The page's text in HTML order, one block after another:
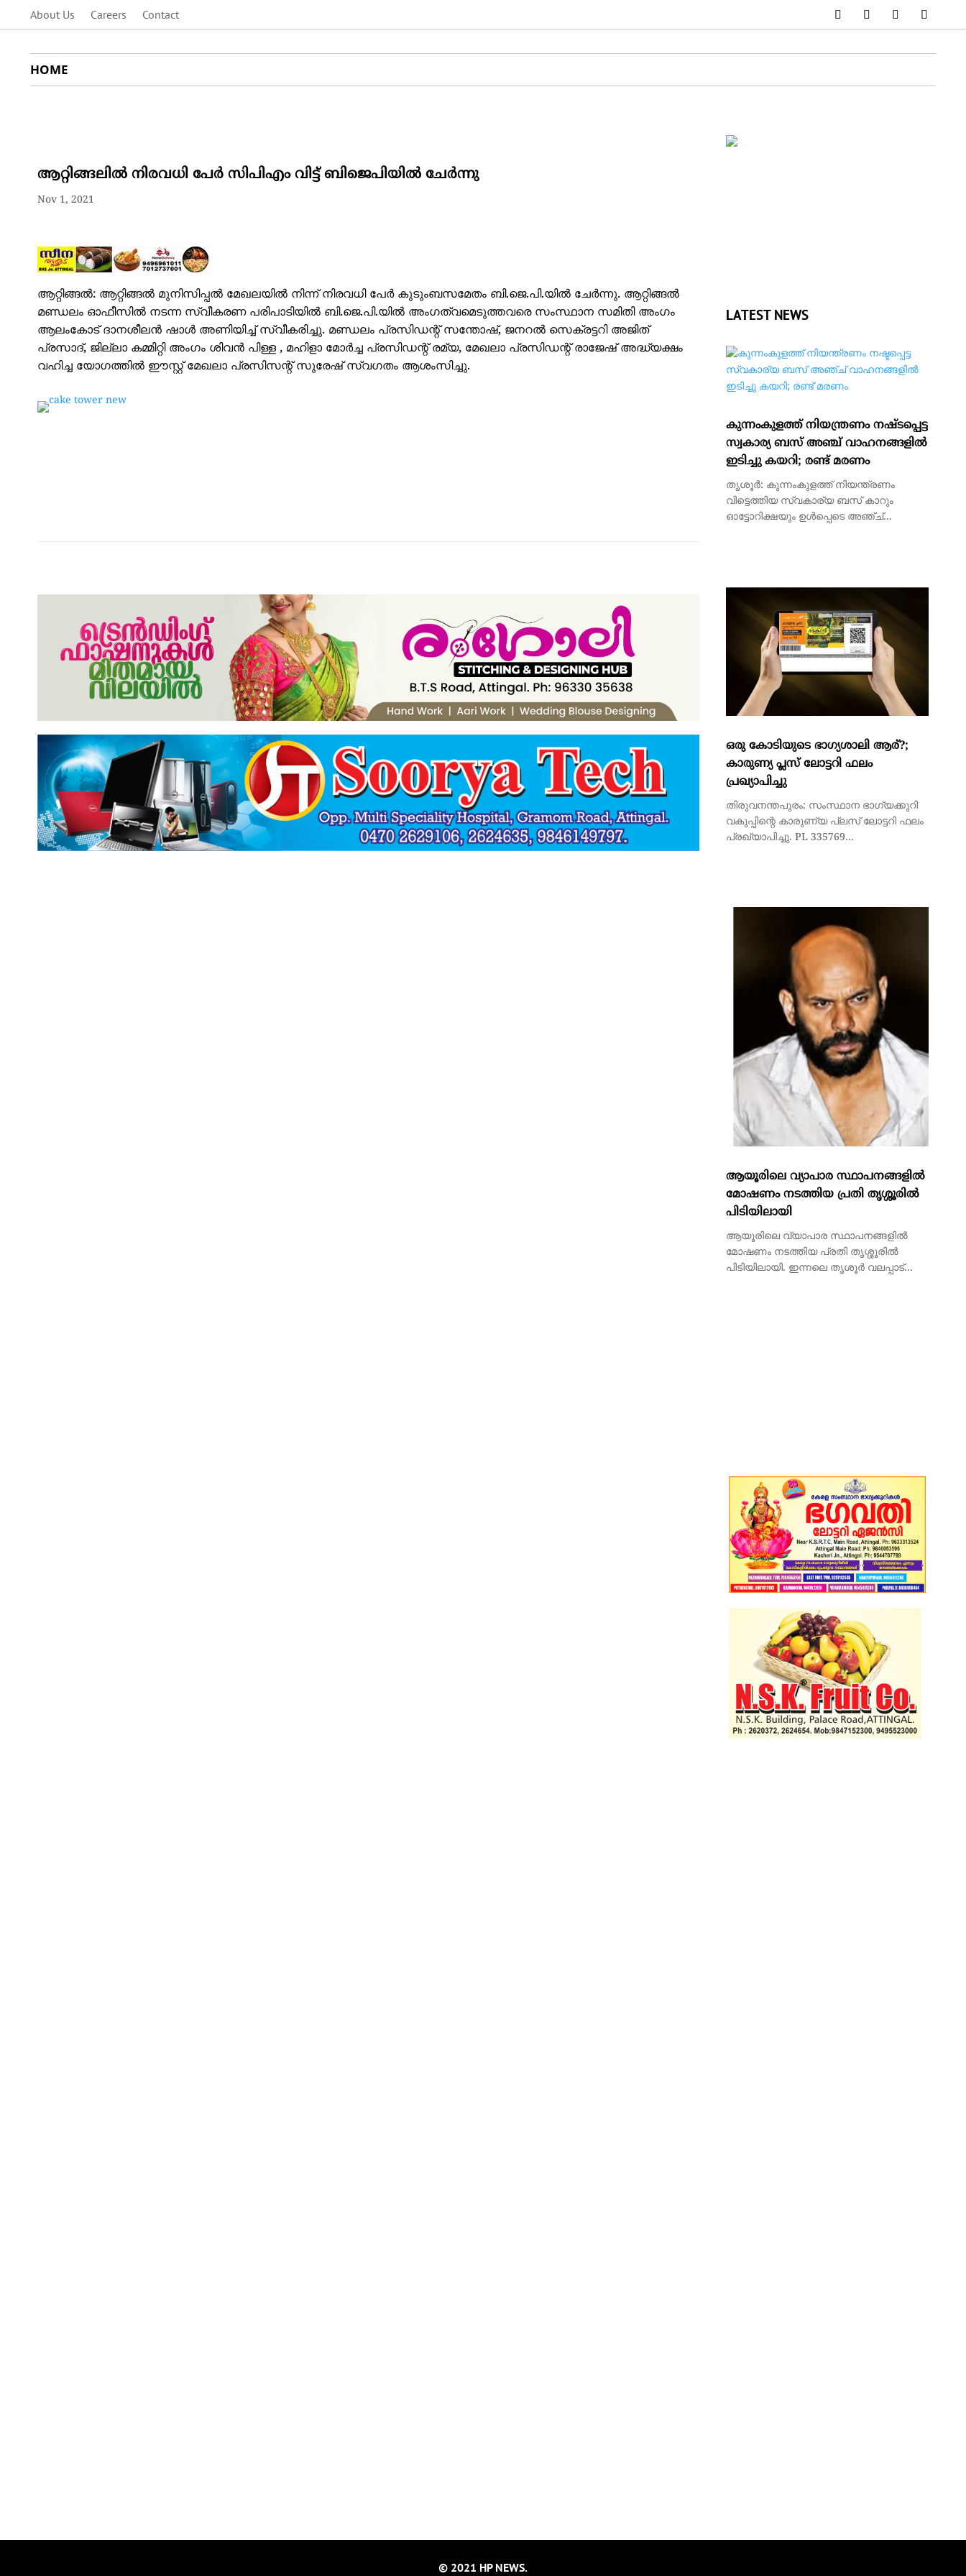
About Us Careers Contact
HOME
ആറ്റിങ്ങലിൽ നിരവധി പേർ സിപിഎം വിട്ട് ബിജെപിയിൽ ചേർന്നു
Nov 1, 2021
ആറ്റിങ്ങൽ: ആറ്റിങ്ങൽ മുനിസിപ്പൽ മേഖലയിൽ നിന്ന് നിരവധി പേർ കുടുംബസമേതം ബി.ജെ.പി.യിൽ ചേർന്നു. ആറ്റിങ്ങൽ
മണ്ഡലം ഓഫീസിൽ നടന്ന സ്വീകരണ പരിപാടിയിൽ ബി.ജെ.പി.യിൽ അംഗത്വമെടുത്തവരെ സംസ്ഥാന സമിതി അംഗം
ആലംകോട് ദാനശീലൻ ഷാൾ അണിയിച്ച് സ്വീകരിച്ചു. മണ്ഡലം പ്രസിഡന്റ് സന്തോഷ്, ജനറൽ സെക്രട്ടറി അജിത്
പ്രസാദ്, ജില്ലാ കമ്മിറ്റി അംഗം ശിവൻ പിള്ള , മഹിളാ മോർച്ച പ്രസിഡന്റ് രമ്യ, മേഖലാ പ്രസിഡന്റ് രാജേഷ് അദ്ധ്യക്ഷം
വഹിച്ച യോഗത്തിൽ ഈസ്റ്റ് മേഖലാ പ്രസിസന്റ് സുരേഷ് സ്വഗതം ആശംസിച്ചു.
LATEST NEWS
കുന്നംകുളത്ത് നിയന്ത്രണം നഷ്ടപ്പെട്ട
സ്വകാര്യ ബസ് അഞ്ച് വാഹനങ്ങളിൽ
ഇടിച്ചു കയറി; രണ്ട് മരണം
തൃശൂർ: കുന്നംകുളത്ത് നിയന്ത്രണം
വിട്ടെത്തിയ സ്വകാര്യ ബസ് കാറും
ഓട്ടോറിക്ഷയും ഉൾപ്പെടെ അഞ്ച്...
ഒരു കോടിയുടെ ഭാഗ്യശാലി ആര്?;
കാരുണ്യ പ്ലസ് ലോട്ടറി ഫലം
പ്രഖ്യാപിച്ചു
തിരുവനന്തപുരം: സംസ്ഥാന ഭാഗ്യക്കുറി
വകുപ്പിന്റെ കാരുണ്യ പ്ലസ് ലോട്ടറി ഫലം
പ്രഖ്യാപിച്ചു. PL 335769...
ആയൂരിലെ വ്യാപാര സ്ഥാപനങ്ങളിൽ
മോഷണം നടത്തിയ പ്രതി തൃശ്ശൂരിൽ
പിടിയിലായി
ആയൂരിലെ വ്യാപാര സ്ഥാപനങ്ങളിൽ
മോഷണം നടത്തിയ പ്രതി തൃശ്ശൂരിൽ
പിടിയിലായി. ഇന്നലെ തൃശൂർ വലപ്പാട്...
© 2021 HP NEWS.